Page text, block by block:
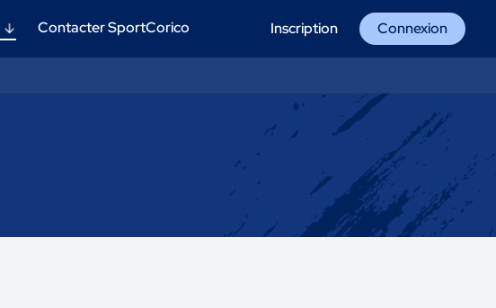
Contacter SportCorico Inscription Connexion